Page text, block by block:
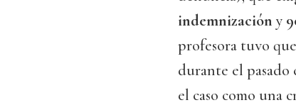
indemnización y
profesora tuvo
durante el
el caso como una